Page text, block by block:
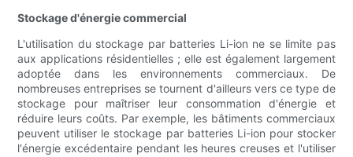
Stockage d'énergie commercial
L'utilisation du stockage par batteries Li-ion ne se limite pas
aux applications résidentielles ; elle est également largement
adoptée dans les environnements commerciaux. De
nombreuses entreprises se tournent d'ailleurs vers ce type de
stockage pour maîtriser leur consommation d'énergie et
réduire leurs coûts. Par exemple, les bâtiments commerciaux
peuvent utiliser le stockage par batteries Li-ion pour stocker
l'énergie excédentaire pendant les heures creuses et l'utiliser